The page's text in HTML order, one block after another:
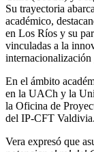
Su trayectoria
académico,
en Los Ríos y su
vinculadas a la
En el ámbito
en la UACh y la
la Oficina de
del IP-CFT Valdivia.
Vera expresó que